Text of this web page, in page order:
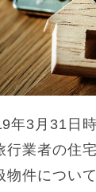
年3月31日
行業者の住
物件につい